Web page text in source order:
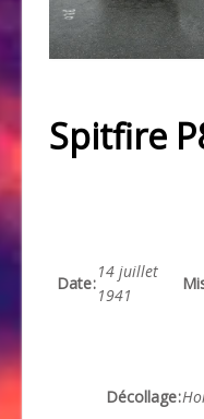
Spitfire
Date:
14 juillet
1941
Décollage: